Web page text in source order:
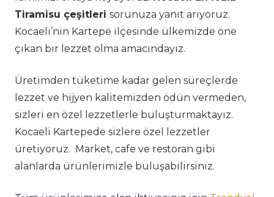
Tiramisu çeşitleri sorunuza yanıt arıyoruz.
Kocaeli’nin Kartepe ilçesinde ülkemizde öne
çıkan bir lezzet olma amacındayız.
Üretimden tüketime kadar gelen süreçlerde
lezzet ve hijyen kalitemizden ödün vermeden,
sizleri en özel lezzetlerle buluşturmaktayız.
Kocaeli Kartepede sizlere özel lezzetler
üretiyoruz. Market, cafe ve restoran gibi
alanlarda ürünlerimizle buluşabilirsiniz.